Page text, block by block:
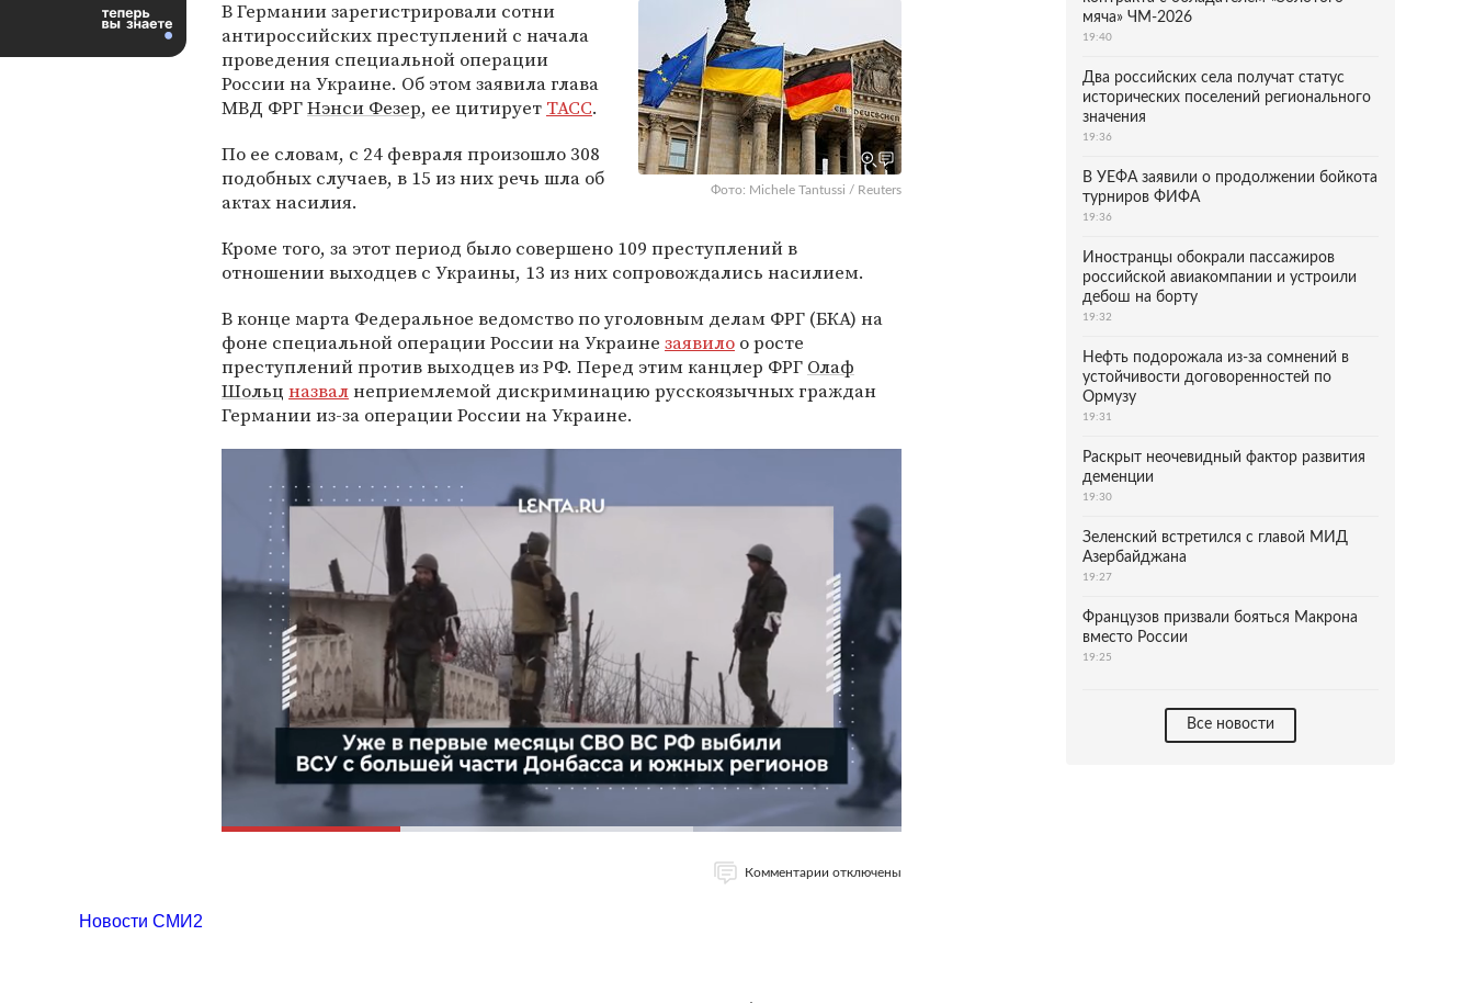
Фото: Michele Tantussi / Reuters
В Германии зарегистрировали сотни
антироссийских преступлений с начала
проведения специальной операции
России на Украине. Об этом заявила глава
МВД ФРГНэнси Фезер, ее цитирует ТАСС.
По ее словам, с 24 февраля произошло 308
подобных случаев, в 15 из них речь шла об
актах насилия.
Кроме того, за этот период было совершено 109 преступлений в
отношении выходцев с Украины, 13 из них сопровождались насилием.
В конце марта Федеральное ведомство по уголовным делам ФРГ (БКА) на
фоне специальной операции России на Украине заявило о росте
преступлений против выходцев из РФ. Перед этим канцлер ФРГ Олаф
Шольц назвалнеприемлемой дискриминацию русскоязычных граждан
Германии из-за операции России на Украине.
Комментарии отключены
мяча» ЧМ-2026
19:40
Два российских села получат статус
исторических поселений регионального
значения
19:36
В УЕФА заявили о продолжении бойкота
турниров ФИФА
19:36
Иностранцы обокрали пассажиров
российской авиакомпании и устроили
дебош на борту
19:32
Нефть подорожала из-за сомнений в
устойчивости договоренностей по
Ормузу
19:31
Раскрыт неочевидный фактор развития
деменции
19:30
Зеленский встретился с главой МИД
Азербайджана
19:27
Французов призвали бояться Макрона
вместо России
19:25
Все новости
Новости СМИ2